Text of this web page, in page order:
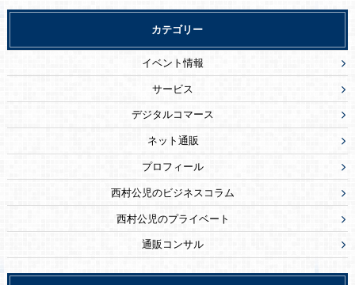
カテゴリー
イベント情報
サービス
デジタルコマース
ネット通販
プロフィール
西村公児のビジネスコラム
西村公児のプライベート
通販コンサル